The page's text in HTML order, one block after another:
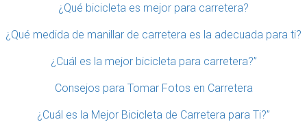
¿Qué bicicleta es mejor para carretera?
¿Qué medida de manillar de carretera es la adecuada para ti?
¿Cuál es la mejor bicicleta para carretera?”
Consejos para Tomar Fotos en Carretera
¿Cuál es la Mejor Bicicleta de Carretera para Ti?”